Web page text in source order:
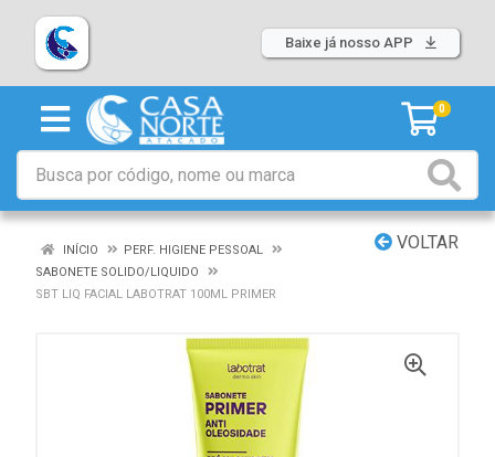
Baixe já nosso APP
0
VOLTAR
INÍCIO
PERF. HIGIENE PESSOAL
SABONETE SOLIDO/LIQUIDO
SBT LIQ FACIAL LABOTRAT 100ML PRIMER